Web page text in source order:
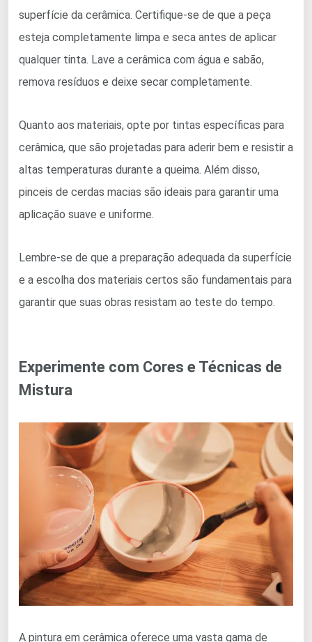
superfície da cerâmica. Certifique-se de que a peça
esteja completamente limpa e seca antes de aplicar
qualquer tinta. Lave a cerâmica com água e sabão,
remova resíduos e deixe secar completamente.
Quanto aos materiais, opte por tintas específicas para
cerâmica, que são projetadas para aderir bem e resistir a
altas temperaturas durante a queima. Além disso,
pinceis de cerdas macias são ideais para garantir uma
aplicação suave e uniforme.
Lembre-se de que a preparação adequada da superfície
e a escolha dos materiais certos são fundamentais para
garantir que suas obras resistam ao teste do tempo.
Experimente com Cores e Técnicas de
Mistura
A pintura em cerâmica oferece uma vasta gama de